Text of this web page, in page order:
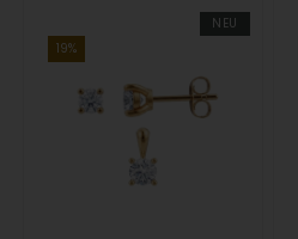
NEU
19%